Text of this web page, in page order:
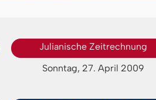
Julianische Zeitrechnung
Sonntag, 27. April 2009